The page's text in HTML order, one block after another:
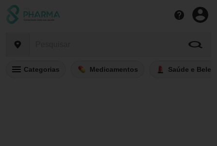
Categorias Medicamentos Saúde e